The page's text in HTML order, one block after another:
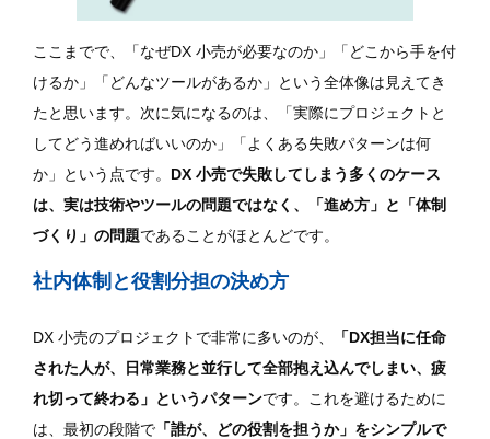
ここまでで、「なぜDX 小売が必要なのか」「どこから手を付
けるか」「どんなツールがあるか」という全体像は見えてき
たと思います。次に気になるのは、「実際にプロジェクトと
してどう進めればいいのか」「よくある失敗パターンは何
か」という点です。 DX 小売で失敗してしまう多くのケース
は、実は技術やツールの問題ではなく、「進め方」と「体制
づくり」の問題であることがほとんどです。
社内体制と役割分担の決め方
DX 小売のプロジェクトで非常に多いのが、
「DX担当に任命
された人が、日常業務と並行して全部抱え込んでしまい、疲
れ切って終わる」というパターンです。これを避けるために
は、最初の段階で 「誰が、どの役割を担うか」をシンプルで